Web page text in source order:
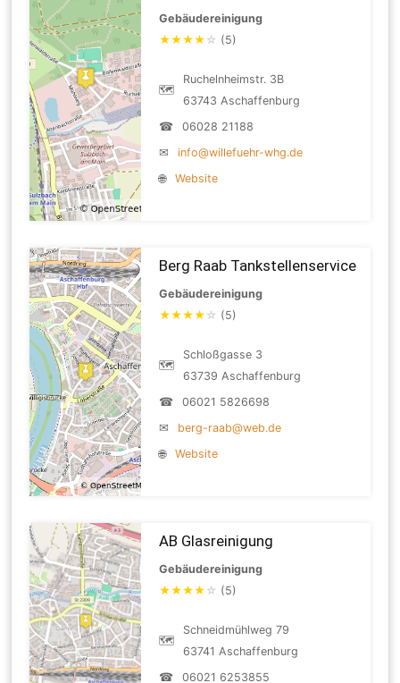
Gebäudereinigung
★★★★ ☆ (5)
🗺
Ruchelnheimstr. 3B
63743 Aschaffenburg
☎
06028 21188
✉
info@willefuehr-whg.de
🌐
Website
Berg Raab Tankstellenservice
Gebäudereinigung
★★★★ ☆ (5)
🗺
Schloßgasse 3
63739 Aschaffenburg
☎
06021 5826698
✉
berg-raab@web.de
🌐
Website
AB Glasreinigung
Gebäudereinigung
★★★★ ☆ (5)
🗺
Schneidmühlweg 79
63741 Aschaffenburg
☎
06021 6253855